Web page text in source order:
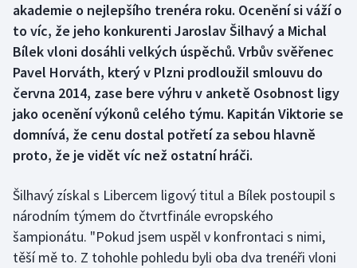
Curling
Dostihy
Futsal
Gymnastika
Házená
akademie o nejlepšího trenéra roku. Ocenění si váží o
to víc, že jeho konkurenti Jaroslav Šilhavý a Michal
Bílek vloni dosáhli velkých úspěchů. Vrbův svěřenec
Pavel Horváth, který v Plzni prodloužil smlouvu do
června 2014, zase bere výhru v anketě Osobnost ligy
jako ocenění výkonů celého týmu. Kapitán Viktorie se
domnívá, že cenu dostal potřetí za sebou hlavně
proto, že je vidět víc než ostatní hráči.
Šilhavý získal s Libercem ligový titul a Bílek postoupil s
národním týmem do čtvrtfinále evropského
šampionátu. "Pokud jsem uspěl v konfrontaci s nimi,
těší mě to. Z tohohle pohledu byli oba dva trenéři vloni